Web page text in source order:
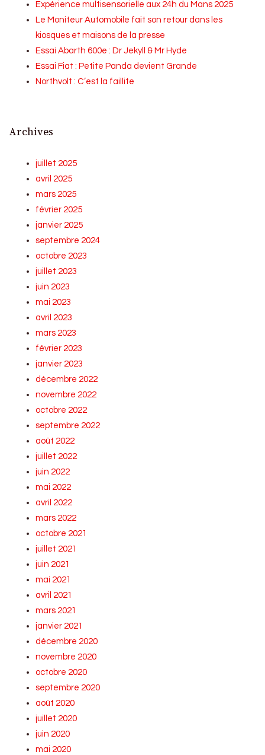
Expérience multisensorielle aux 24h du Mans 2025
Le Moniteur Automobile fait son retour dans les
kiosques et maisons de la presse
Essai Abarth 600e : Dr Jekyll & Mr Hyde
Essai Fiat : Petite Panda devient Grande
Northvolt : C’est la faillite
Archives
juillet 2025
avril 2025
mars 2025
février 2025
janvier 2025
septembre 2024
octobre 2023
juillet 2023
juin 2023
mai 2023
avril 2023
mars 2023
février 2023
janvier 2023
décembre 2022
novembre 2022
octobre 2022
septembre 2022
août 2022
juillet 2022
juin 2022
mai 2022
avril 2022
mars 2022
octobre 2021
juillet 2021
juin 2021
mai 2021
avril 2021
mars 2021
janvier 2021
décembre 2020
novembre 2020
octobre 2020
septembre 2020
août 2020
juillet 2020
juin 2020
mai 2020